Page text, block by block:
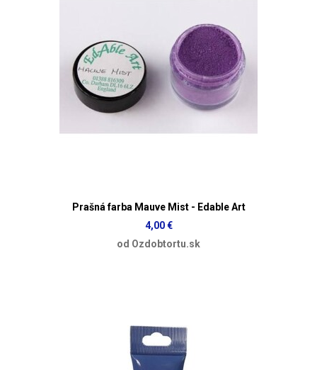
Prašná farba Mauve Mist - Edable Art
4,00 €
od Ozdobtortu.sk